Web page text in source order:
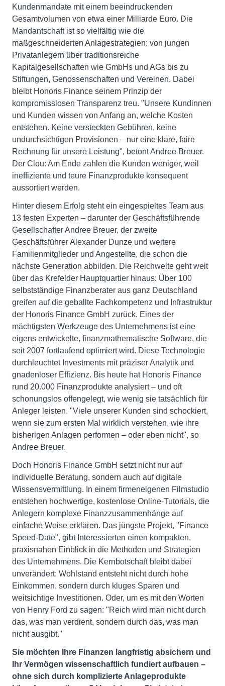
Kundenmandate mit einem beeindruckenden
Gesamtvolumen von etwa einer Milliarde Euro. Die
Mandantschaft ist so vielfältig wie die
maßgeschneiderten Anlagestrategien: von jungen
Privatanlegern über traditionsreiche
Kapitalgesellschaften wie GmbHs und AGs bis zu
Stiftungen, Genossenschaften und Vereinen. Dabei
bleibt Honoris Finance seinem Prinzip der
kompromisslosen Transparenz treu. "Unsere Kundinnen
und Kunden wissen von Anfang an, welche Kosten
entstehen. Keine versteckten Gebühren, keine
undurchsichtigen Provisionen – nur eine klare, faire
Rechnung für unsere Leistung", betont Andree Breuer.
Der Clou: Am Ende zahlen die Kunden weniger, weil
ineffiziente und teure Finanzprodukte konsequent
aussortiert werden.
Hinter diesem Erfolg steht ein eingespieltes Team aus
13 festen Experten – darunter der Geschäftsführende
Gesellschafter Andree Breuer, der zweite
Geschäftsführer Alexander Dunze und weitere
Familienmitglieder und Angestellte, die schon die
nächste Generation abbilden. Die Reichweite geht weit
über das Krefelder Hauptquartier hinaus: Über 100
selbstständige Finanzberater aus ganz Deutschland
greifen auf die geballte Fachkompetenz und Infrastruktur
der Honoris Finance GmbH zurück. Eines der
mächtigsten Werkzeuge des Unternehmens ist eine
eigens entwickelte, finanzmathematische Software, die
seit 2007 fortlaufend optimiert wird. Diese Technologie
durchleuchtet Investments mit präziser Analytik und
gnadenloser Effizienz. Bis heute hat Honoris Finance
rund 20.000 Finanzprodukte analysiert – und oft
schonungslos offengelegt, wie wenig sie tatsächlich für
Anleger leisten. "Viele unserer Kunden sind schockiert,
wenn sie zum ersten Mal wirklich verstehen, wie ihre
bisherigen Anlagen performen – oder eben nicht", so
Andree Breuer.
Doch Honoris Finance GmbH setzt nicht nur auf
individuelle Beratung, sondern auch auf digitale
Wissensvermittlung. In einem firmeneigenen Filmstudio
entstehen hochwertige, kostenlose Online-Tutorials, die
Anlegern komplexe Finanzzusammenhänge auf
einfache Weise erklären. Das jüngste Projekt, "Finance
Speed-Date", gibt Interessierten einen kompakten,
praxisnahen Einblick in die Methoden und Strategien
des Unternehmens. Die Kernbotschaft bleibt dabei
unverändert: Wohlstand entsteht nicht durch hohe
Einkommen, sondern durch kluges Sparen und
weitsichtige Investitionen. Oder, um es mit den Worten
von Henry Ford zu sagen: "Reich wird man nicht durch
das, was man verdient, sondern durch das, was man
nicht ausgibt."
Sie möchten Ihre Finanzen langfristig absichern und
Ihr Vermögen wissenschaftlich fundiert aufbauen –
ohne sich durch komplizierte Anlageprodukte